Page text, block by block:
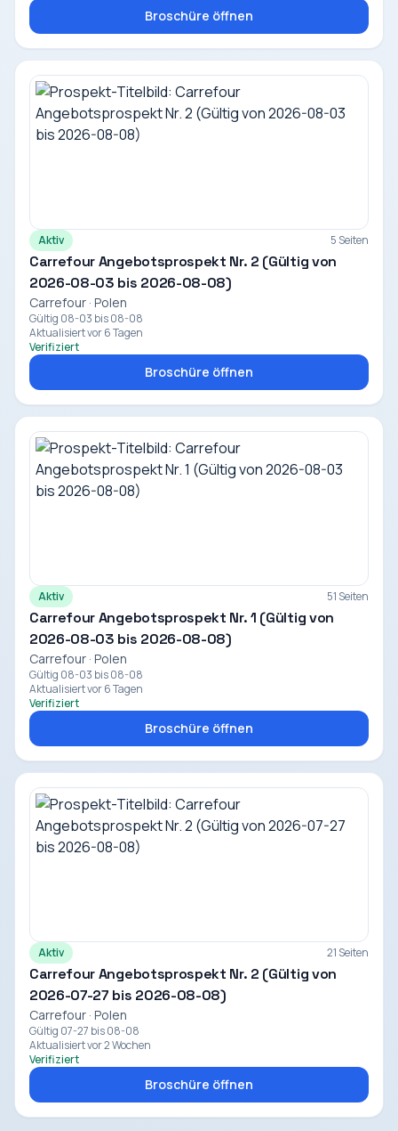
Broschüre öffnen
Aktiv 5 Seiten
Carrefour Angebotsprospekt Nr. 2 (Gültig von
2026-08-03 bis 2026-08-08)
Carrefour · Polen
Gültig 08-03 bis 08-08
Aktualisiert vor 6 Tagen
Verifiziert
Broschüre öffnen
Aktiv 51 Seiten
Carrefour Angebotsprospekt Nr. 1 (Gültig von
2026-08-03 bis 2026-08-08)
Carrefour · Polen
Gültig 08-03 bis 08-08
Aktualisiert vor 6 Tagen
Verifiziert
Broschüre öffnen
Aktiv 21 Seiten
Carrefour Angebotsprospekt Nr. 2 (Gültig von
2026-07-27 bis 2026-08-08)
Carrefour · Polen
Gültig 07-27 bis 08-08
Aktualisiert vor 2 Wochen
Verifiziert
Broschüre öffnen